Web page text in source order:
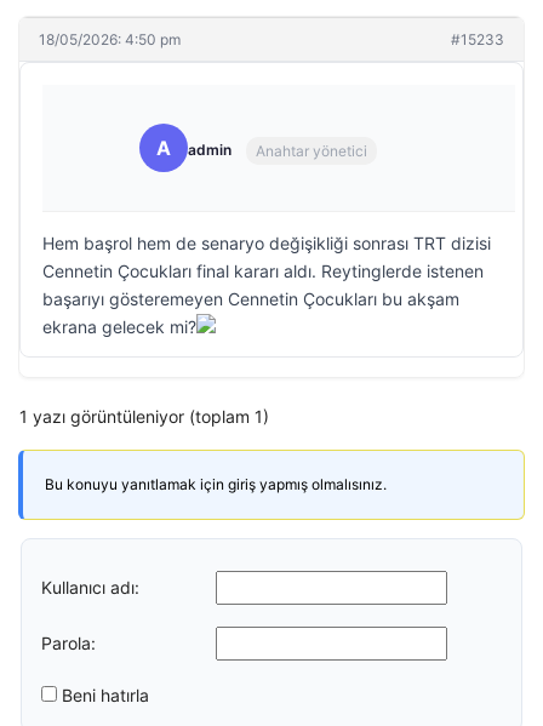
18/05/2026: 4:50 pm #15233
A admin Anahtar yönetici
Hem başrol hem de senaryo değişikliği sonrası TRT dizisi
Cennetin Çocukları final kararı aldı. Reytinglerde istenen
başarıyı gösteremeyen Cennetin Çocukları bu akşam
ekrana gelecek mi?
1 yazı görüntüleniyor (toplam 1)
Bu konuyu yanıtlamak için giriş yapmış olmalısınız.
Kullanıcı adı:
Parola:
Beni hatırla